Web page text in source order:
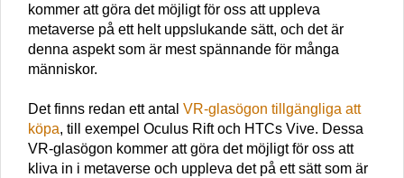
kommer att göra det möjligt för oss att uppleva
metaverse på ett helt uppslukande sätt, och det är
denna aspekt som är mest spännande för många
människor.
Det finns redan ett antal VR-glasögon tillgängliga att
köpa, till exempel Oculus Rift och HTCs Vive. Dessa
VR-glasögon kommer att göra det möjligt för oss att
kliva in i metaverse och uppleva det på ett sätt som är